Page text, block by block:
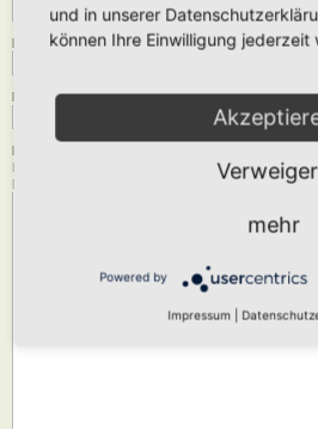
Dein Name:
Betreff:
Nachrichtentext:
Diese Nachricht wird als reiner Text verschickt,
BBCode. Als Antwort-Adresse für die E-Mail wird
und in unserer
können Ihre Einwilligung jederzeit
mehr
Powered by
Impressum